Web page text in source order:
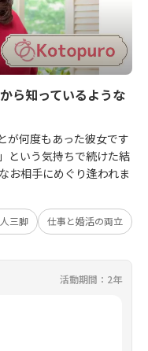
ら知っているような
が何度もあった彼女です
という気持ちで続けた結
お相手にめぐり逢われま
三脚 仕事と婚活の両立
活動期間：2年